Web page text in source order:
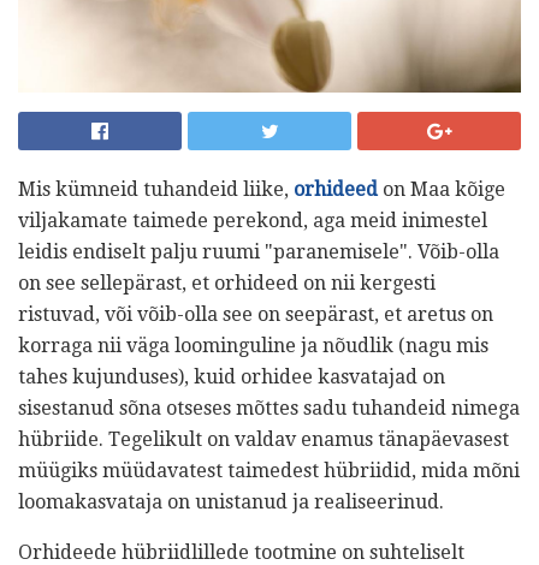
Mis kümneid tuhandeid liike, orhideed on Maa kõige
viljakamate taimede perekond, aga meid inimestel
leidis endiselt palju ruumi "paranemisele". Võib-olla
on see sellepärast, et orhideed on nii kergesti
ristuvad, või võib-olla see on seepärast, et aretus on
korraga nii väga loominguline ja nõudlik (nagu mis
tahes kujunduses), kuid orhidee kasvatajad on
sisestanud sõna otseses mõttes sadu tuhandeid nimega
hübriide. Tegelikult on valdav enamus tänapäevasest
müügiks müüdavatest taimedest hübriidid, mida mõni
loomakasvataja on unistanud ja realiseerinud.
Orhideede hübriidlillede tootmine on suhteliselt